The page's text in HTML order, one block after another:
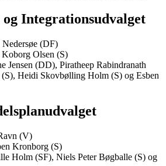
Integrationsudvalget
(DF)
Olsen (S)
Jensen (DD), Piratheep Rabindranath
Heidi Skovbølling Holm (S) og Esben
(V)
Kronborg (S)
Holm (SF), Niels Peter Bøgballe (S) og